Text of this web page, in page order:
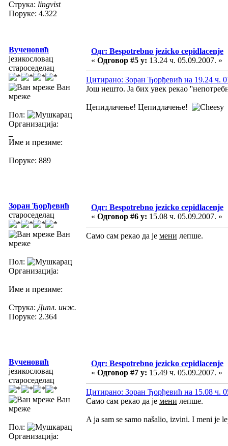
Струка: lingvist
Поруке: 4.322
Вученовић
језикословац
староседелац
Ван
мреже
Пол:
Организација:
Име и презиме:
Поруке: 889
Одг: Bespotrebno jezicko cepidlacenje
« Одговор #5 у: 13.24 ч. 05.09.2007. »
Цитирано: Зоран Ђорђевић на 19.24 ч.
Још нешто. Ја бих увек рекао
Цепидлачење! Цепидлачење!
Зоран Ђорђевић
староседелац
Ван
мреже
Пол:
Организација:
Име и презиме:
Струка: Дипл. инж.
Поруке: 2.364
Одг: Bespotrebno jezicko cepidlacenje
« Одговор #6 у: 15.08 ч. 05.09.2007. »
Само сам рекао да је мени лепше.
Вученовић
језикословац
староседелац
Ван
мреже
Пол:
Организација:
Одг: Bespotrebno jezicko cepidlacenje
« Одговор #7 у: 15.49 ч. 05.09.2007. »
Цитирано: Зоран Ђорђевић на 15.08 ч.
Само сам рекао да је мени лепше.
A ja sam se samo našalio, izvini. I meni je